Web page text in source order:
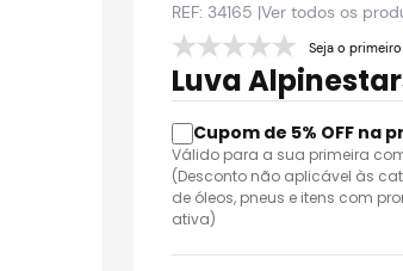
REF:34165 |Ver todos os
Seja o
Luva
Válido para a sua primeira
(Desconto não aplicável às
de óleos, pneus e itens com
ativa)